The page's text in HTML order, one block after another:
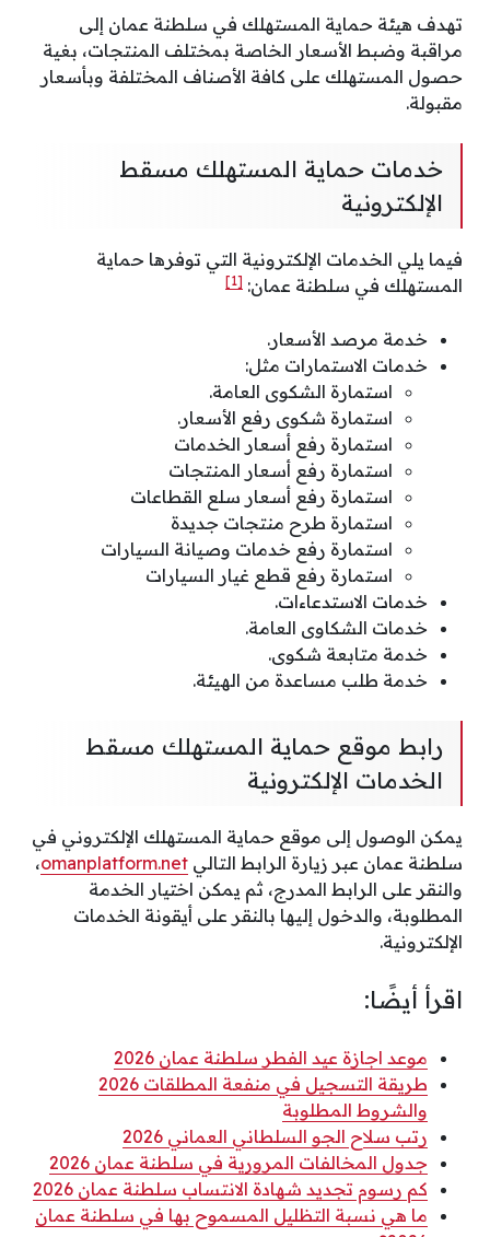
تهدف هيئة حماية المستهلك في سلطنة عمان إلى
مراقبة وضبط الأسعار الخاصة بمختلف المنتجات، بغية
حصول المستهلك على كافة الأصناف المختلفة وبأسعار
مقبولة.
خدمات حماية المستهلك مسقط
الإلكترونية
فيما يلي الخدمات الإلكترونية التي توفرها حماية
المستهلك في سلطنة عمان: [1]
خدمة مرصد الأسعار.
خدمات الاستمارات مثل:
استمارة الشكوى العامة.
استمارة شكوى رفع الأسعار.
استمارة رفع أسعار الخدمات​
​استمارة رفع أسعار المنتجات
استمارة رفع أسعار سلع القطاعات​
استمارة طرح منتجات جديدة​
استمارة رفع خدمات وصيانة السيارات​
استمارة رفع قطع غيار السيارات​
خدمات الاستدعاءات.
خدمات الشكاوى العامة.
خدمة متابعة شكوى.
خدمة طلب مساعدة من الهيئة.
رابط موقع حماية المستهلك مسقط
الخدمات الإلكترونية
يمكن الوصول إلى موقع حماية المستهلك الإلكتروني في
سلطنة عمان عبر زيارة الرابط التالي omanplatform.net،
والنقر على الرابط المدرج، ثم يمكن اختيار الخدمة
المطلوبة، والدخول إليها بالنقر على أيقونة الخدمات
الإلكترونية.
اقرأ أيضًا:
موعد اجازة عيد الفطر سلطنة عمان 2026
طريقة التسجيل في منفعة المطلقات 2026
والشروط المطلوبة
رتب سلاح الجو السلطاني العماني 2026
جدول المخالفات المرورية في سلطنة عمان 2026
كم رسوم تجديد شهادة الانتساب سلطنة عمان 2026
ما هي نسبة التظليل المسموح بها في سلطنة عمان